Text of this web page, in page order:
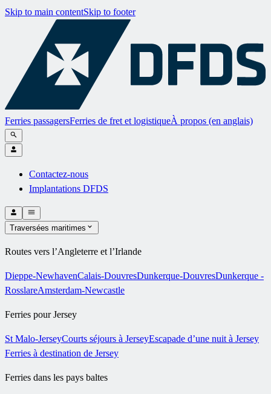
Skip to main contentSkip to footer
Ferries passagersFerries de fret et logistiqueÀ propos (en anglais)
Contactez-nous
Implantations DFDS
Traversées maritimes
Routes vers l’Angleterre et l’Irlande
Dieppe-NewhavenCalais-DouvresDunkerque-DouvresDunkerque -
RosslareAmsterdam-Newcastle
Ferries pour Jersey
St Malo-JerseyCourts séjours à JerseyEscapade d’une nuit à Jersey
Ferries à destination de Jersey
Ferries dans les pays baltes